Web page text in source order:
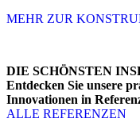
MEHR ZUR
DIE SCHÖNSTEN
Entdecken Sie unsere
Innovationen in
ALLE REFERENZEN